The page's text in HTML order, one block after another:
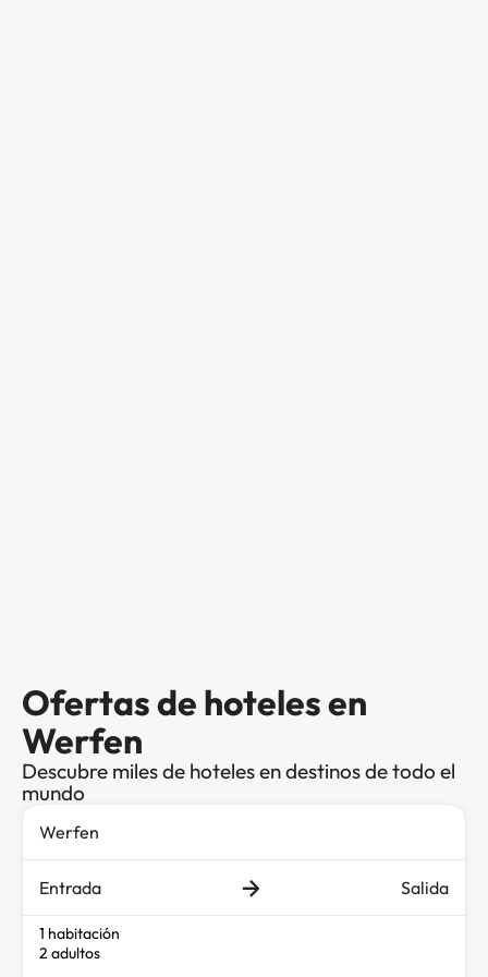
Ofertas de hoteles en
Werfen
Descubre miles de hoteles en destinos de todo el
mundo
Entrada Salida
1 habitación
2 adultos